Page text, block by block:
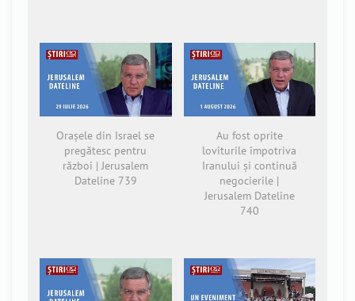
Orașele din Israel se
pregătesc pentru
război | Jerusalem
Dateline 739
Au fost oprite
loviturile împotriva
Iranului și continuă
negocierile |
Jerusalem Dateline
740